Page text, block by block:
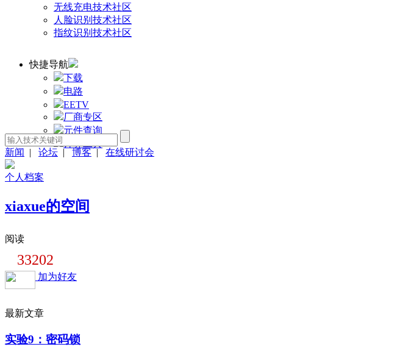
无线充电技术社区
人脸识别技术社区
指纹识别技术社区
快捷导航
下载
电路
EETV
厂商专区
元件查询
计算工具
新闻
| 论坛 | 博客 | 在线研讨会
个人档案
xiaxue的空间
阅读
33202
加为好友
最新文章
实验9：密码锁